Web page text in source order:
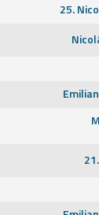
25.